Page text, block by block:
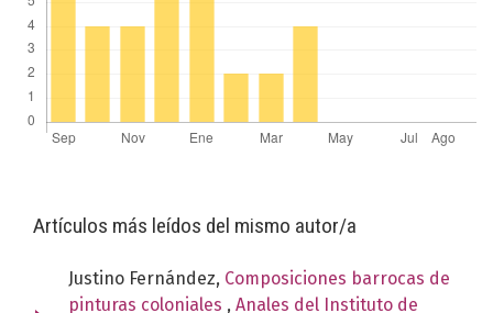
Artículos más leídos del mismo autor/a
Justino Fernández, Composiciones barrocas de
pinturas coloniales , Anales del Instituto de